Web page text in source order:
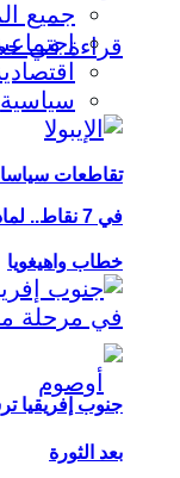
تقاطعات
خطاب واهيغويا
جميع
سياسية
في 7 نقاط.. لماذا خرج تفشي وباء إيبولا عن السيطرة؟
جنوب إفريقيا
بعد الثورة